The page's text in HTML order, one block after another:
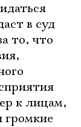
в суд
то, что
к лицам,